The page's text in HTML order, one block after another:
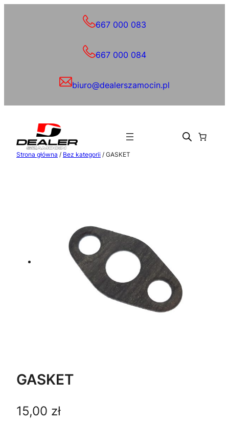
667 000 083
667 000 084
biuro@dealerszamocin.pl
Strona główna / Bez kategorii / GASKET
GASKET
15,00 zł